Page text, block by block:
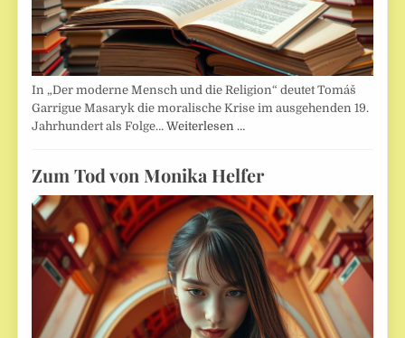
In „Der moderne Mensch und die Religion“ deutet Tomáš
Garrigue Masaryk die moralische Krise im ausgehenden 19.
Jahrhundert als Folge…Weiterlesen …
Zum Tod von Monika Helfer